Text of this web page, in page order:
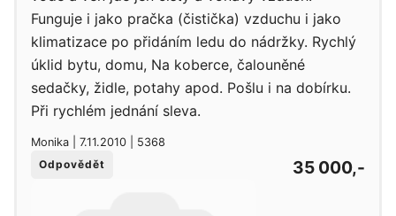
Funguje i jako pračka (čistička) vzduchu i jako
klimatizace po přidáním ledu do nádržky. Rychlý
úklid bytu, domu, Na koberce, čalouněné
sedačky, židle, potahy apod. Pošlu i na dobírku.
Při rychlém jednání sleva.
Monika | 7.11.2010 | 5368
Odpovědět
35 000,-